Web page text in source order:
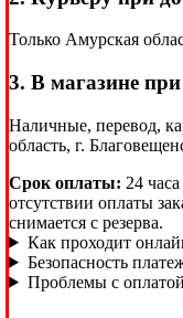
Только Амурская
3. В магазине
Наличные, перевод,
область, г.
Срок оплаты: 24
отсутствии оплаты
снимается с резерва.
Как проходит
Безопасность
Проблемы с оплатой